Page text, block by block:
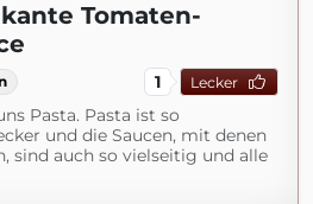
Tomaten-
1 Lecker
Pasta. Pasta ist so
und die Saucen, mit denen
sind auch so vielseitig und alle